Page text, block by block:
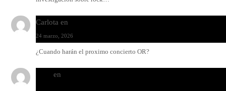
Carlota en
24 marzo, 2026
¿Cuando harán el proximo concierto OR?
en